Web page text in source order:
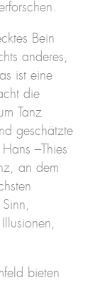
Bein
anderes,
ist eine
die
Tanz
geschätzte
–Thies
an dem
bieten